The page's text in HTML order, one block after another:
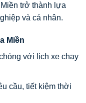
trở thành lựa
và cá nhân.
Miền
với lịch xe chạy
cầu, tiết kiệm thời